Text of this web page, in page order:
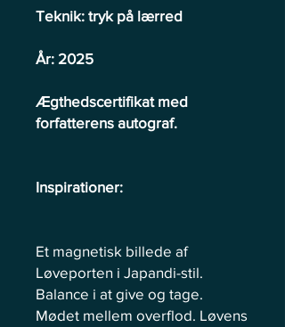
Teknik: tryk på lærred
År: 2025
Ægthedscertifikat med
forfatterens autograf.
Inspirationer:
Et magnetisk billede af
Løveporten i Japandi-stil.
Balance i at give og tage.
Mødet mellem overflod. Løvens